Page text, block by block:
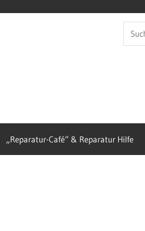
Suchen
nach:
„Reparatur-Café“ & Reparatur Hilfe